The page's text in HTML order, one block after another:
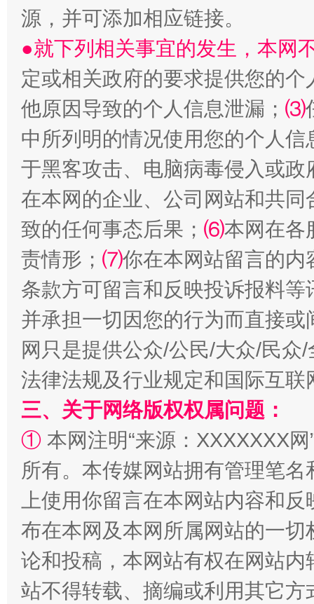
揭批美国五大"原罪" "炒
解纷+调解+退费，一次搞定
站台名比不上好声名
源，并可添加相应链接。
●就下列相关事宜的发生，本网
定或相关政府的要求提供您的个
他原因导致的个人信息泄漏； ⑶
中所列明的情况使用您的个人
于黑客攻击、电脑病毒侵入或
在本网的企业、公司网站和共
致的任何事态后果； ⑹本网在各
责情形； ⑺你在本网站留言的内
条款方可留言和反映投诉报料
并承担一切因您的行为而直接
网只是提供公众/公民/大众/民
法律法规及行业规定和国际互
三、关于网络版权权属问题：
① 本网注明“来源：XXXXXXX
所有。本传媒网站拥有管理笔
上使用你留言在本网站内容和
布在本网及本网所属网站的一
论和投稿，本网站有权在网站
站不得转载、摘编或利用其它